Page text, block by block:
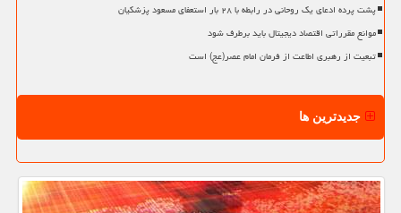
پشت پرده ادعای یک روحانی در رابطه با ۲۸ بار استعفای مسعود پزشکیان
موانع مقرراتی اقتصاد دیجیتال باید برطرف شود
تبعیت از رهبری اطاعت از فرمان امام عصر(عج) است
جدیدترین ها